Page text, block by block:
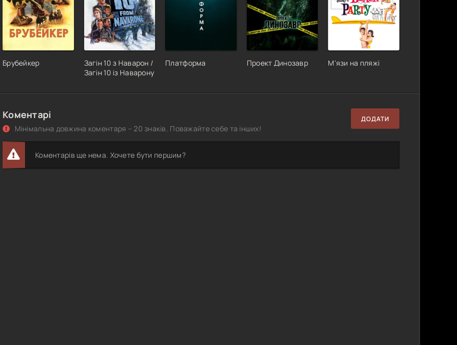
Брубейкер
Загін 10 з Наварон /
Загін 10 із Наварону
Платформа Проект Динозавр М'язи на пляжі
Коментарі
Мінімальна довжина коментаря – 20 знаків. Поважайте себе та інших!
ДОДАТИ
Коментарів ще нема. Хочете бути першим?